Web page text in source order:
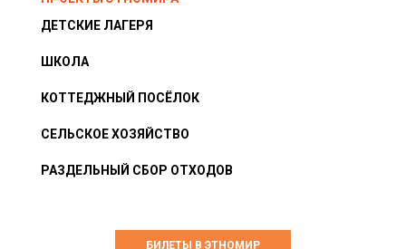
ДЕТСКИЕ ЛАГЕРЯ
ШКОЛА
КОТТЕДЖНЫЙ ПОСЁЛОК
СЕЛЬСКОЕ ХОЗЯЙСТВО
РАЗДЕЛЬНЫЙ СБОР ОТХОДОВ
БИЛЕТЫ В ЭТНОМИР